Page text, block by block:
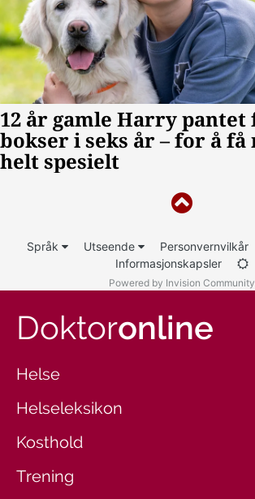
Språk Utseende Personvernvilkår
Informasjonskapsler
Powered by Invision Community
Doktoronline
Helse
Helseleksikon
Kosthold
Trening